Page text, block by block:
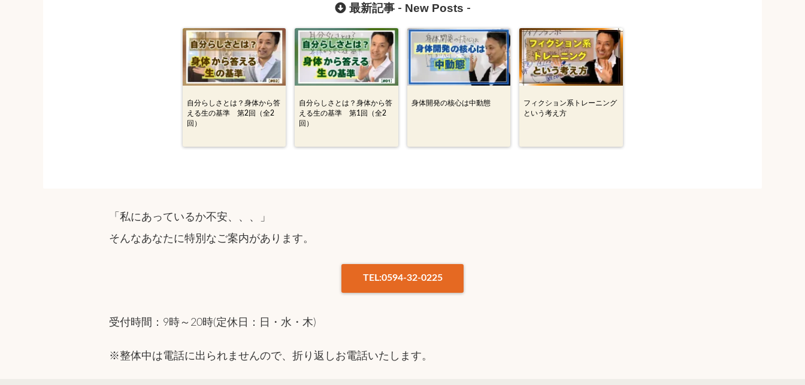
最新記事 - New Posts -
自分らしさとは？身体から答
える生の基準 第2回（全2
回）
自分らしさとは？身体から答
える生の基準 第1回（全2
回）
身体開発の核心は中動態
フィクション系トレーニング
という考え方
「私にあっているか不安、、、」
そんなあなたに特別なご案内があります。
TEL:0594-32-0225
受付時間：9時～20時(定休日：日・水・木)
※整体中は電話に出られませんので、折り返しお電話いたします。